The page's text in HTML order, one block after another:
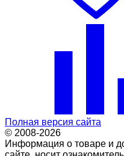
Полная версия сайта
© 2008-2026
Информация о товаре и